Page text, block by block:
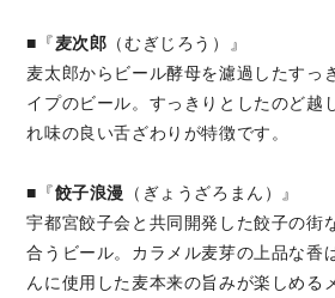
■『麦次郎 （むぎじろう）』
麦太郎からビール酵母を濾過したすっ
イプのビール。すっきりとしたのど越
れ味の良い舌ざわりが特徴です。
■『餃子浪漫
（ぎょうざろまん）』
宇都宮餃子会と共同開発した餃子の街
合うビール。カラメル麦芽の上品な香
んに使用した麦本来の旨みが楽しめる